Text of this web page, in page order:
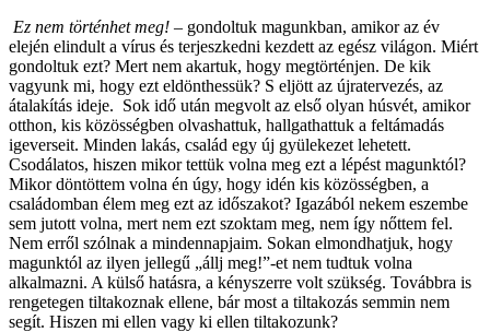
Ez nem történhet meg! – gondoltuk magunkban, amikor az év
elején elindult a vírus és terjeszkedni kezdett az egész világon. Miért
gondoltuk ezt? Mert nem akartuk, hogy megtörténjen. De kik
vagyunk mi, hogy ezt eldönthessük? S eljött az újratervezés, az
átalakítás ideje. Sok idő után megvolt az első olyan húsvét, amikor
otthon, kis közösségben olvashattuk, hallgathattuk a feltámadás
igeverseit. Minden lakás, család egy új gyülekezet lehetett.
Csodálatos, hiszen mikor tettük volna meg ezt a lépést magunktól?
Mikor döntöttem volna én úgy, hogy idén kis közösségben, a
családomban élem meg ezt az időszakot? Igazából nekem eszembe
sem jutott volna, mert nem ezt szoktam meg, nem így nőttem fel.
Nem erről szólnak a mindennapjaim. Sokan elmondhatjuk, hogy
magunktól az ilyen jellegű „állj meg!”-et nem tudtuk volna
alkalmazni. A külső hatásra, a kényszerre volt szükség. Továbbra is
rengetegen tiltakoznak ellene, bár most a tiltakozás semmin nem
segít. Hiszen mi ellen vagy ki ellen tiltakozunk?